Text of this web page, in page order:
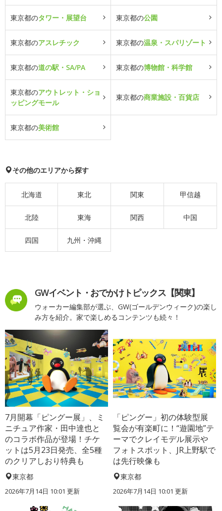
東京都のタワー・展望台 東京都の公園
東京都のアスレチック 東京都の温泉・スパリゾート
東京都の道の駅・SA/PA 東京都の博物館・科学館
東京都のアウトレット・ショ
ッピングモール
東京都の商業施設・百貨店
東京都の美術館
その他のエリアから探す
北海道 東北 関東 甲信越
北陸 東海 関西 中国
四国 九州・沖縄
GWイベント・おでかけトピックス【関東】
ウォーカー編集部が選ぶ、GW(ゴールデンウィーク)の楽し
み方を紹介。家で楽しめるコンテンツも続々！
7月開幕「ピングー展」、ミ
ニチュア作家・田中達也と
のコラボ作品が登場！チケ
ットは5月23日発売、全5種
のクリアしおり特典も
東京都
2026年7月14日 10:01 更新
「ピングー」初の体験型展
覧会が有楽町に！“遊園地”テ
ーマでクレイモデル展示や
フォトスポット、JR上野駅で
は先行映像も
東京都
2026年7月14日 10:01 更新